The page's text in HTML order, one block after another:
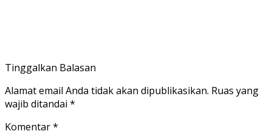
Tinggalkan Balasan
Alamat email Anda tidak akan dipublikasikan. Ruas yang
wajib ditandai *
Komentar*